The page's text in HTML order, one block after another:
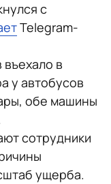
с
Telegram-
в
у автобусов
обе машины
сотрудники
ущерба.